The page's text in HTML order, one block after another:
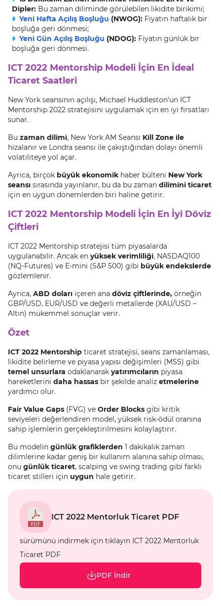
Dipler: Bu zaman diliminde görülebilen likidite birikimi;
Yeni Hafta Açılış Boşluğu (NWOG): Fiyatın haftalık bir
boşluğa geri dönmesi;
Yeni Gün Açılış Boşluğu (NDOG): Fiyatın günlük bir
boşluğa geri dönmesi.
ICT 2022 Mentorship Modeli İçin En İdeal
Ticaret Saatleri
New York seansının açılışı, Michael Huddleston’un ICT
Mentorship 2022 stratejisini uygulamak için en iyi fırsatları
sunar.
Bu zaman dilimi, New York AM Seansı Kill Zone ile
hizalanır ve Londra seansı ile çakıştığından dolayı önemli
volatiliteye yol açar.
Ayrıca, birçok büyük ekonomik haber bülteni New York
seansı sırasında yayınlanır, bu da bu zaman dilimini ticaret
için en uygun dönemlerden biri haline getirir.
ICT 2022 Mentorship Modeli İçin En İyi Döviz
Çiftleri
ICT 2022 Mentorship stratejisi tüm piyasalarda
uygulanabilir. Ancak en yüksek verimliliği, NASDAQ100
(NQ-Futures) ve E-mini (S&P 500) gibi büyük endekslerde
gözlemlenir.
Ayrıca, ABD doları içeren ana döviz çiftlerinde, örneğin
GBP/USD, EUR/USD ve değerli metallerde (XAU/USD –
Altın) mükemmel sonuçlar verir.
Özet
ICT 2022 Mentorship ticaret stratejisi, seans zamanlaması,
likidite belirleme ve piyasa yapısı değişimleri (MSS) gibi
temel unsurlara odaklanarak yatırımcıların piyasa
hareketlerini daha hassas bir şekilde analiz etmelerine
yardımcı olur.
Fair Value Gaps (FVG) ve Order Blocks gibi kritik
seviyeleri değerlendiren model, yüksek risk-ödül oranına
sahip işlemlerin gerçekleştirilmesini kolaylaştırır.
Bu modelin günlük grafiklerden 1 dakikalık zaman
dilimlerine kadar geniş bir kullanım alanına sahip olması,
onu günlük ticaret, scalping ve swing trading gibi farklı
ticaret stilleri için uygun hale getirir.
ICT 2022 Mentorluk Ticaret PDF
sürümünü indirmek için tıklayın ICT 2022 Mentorluk
Ticaret PDF
PDF İndir